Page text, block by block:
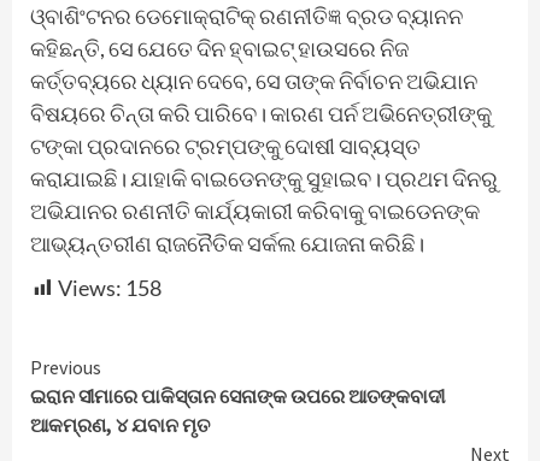
ଓ୍ବାଶିଂଟନର ଡେମୋକ୍ରାଟିକ୍‌ ରଣନୀତିଜ୍ଞ ବ୍ରଡ ବ୍ୟାନନ
କହିଛନ୍ତି, ସେ ଯେତେ ଦିନ ହ୍ବାଇଟ୍‌ ହାଉସରେ ନିଜ
କର୍ତ୍ତବ୍ୟରେ ଧ୍ୟାନ ଦେବେ, ସେ ତାଙ୍କ ନିର୍ବାଚନ ଅଭିଯାନ
ବିଷୟରେ ଚିନ୍ତା କରି ପାରିବେ। କାରଣ ପର୍ନ ଅଭିନେତ୍ରୀଙ୍କୁ
ଟଙ୍କା ପ୍ରଦାନରେ ଟ୍ରମ୍ପଙ୍କୁ ଦୋଷୀ ସାବ୍ୟସ୍ତ
କରାଯାଇଛି। ଯାହାକି ବାଇଡେନଙ୍କୁ ସୁହାଇବ। ପ୍ରଥମ ଦିନରୁ
ଅଭିଯାନର ରଣନୀତି କାର୍ଯ୍ୟକାରୀ କରିବାକୁ ବାଇଡେନଙ୍କ
ଆଭ୍ୟନ୍ତରୀଣ ରାଜନୈତିକ ସର୍କଲ ଯୋଜନା କରିଛି।
Views: 158
Continue
Reading
Previous
ଇରାନ ସୀମାରେ ପାକିସ୍ତାନ ସେନାଙ୍କ ଉପରେ ଆତଙ୍କବାଦୀ
ଆକମ୍ରଣ, ୪ ଯବାନ ମୃତ
Next